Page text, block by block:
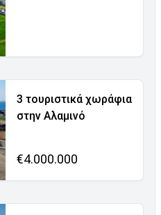
3 τουριστικά χωράφια
στην Αλαμινό
€4.000.000